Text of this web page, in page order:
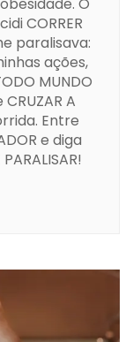
O
CORRER
paralisava:
ações,
MUNDO
A
Entre
e diga